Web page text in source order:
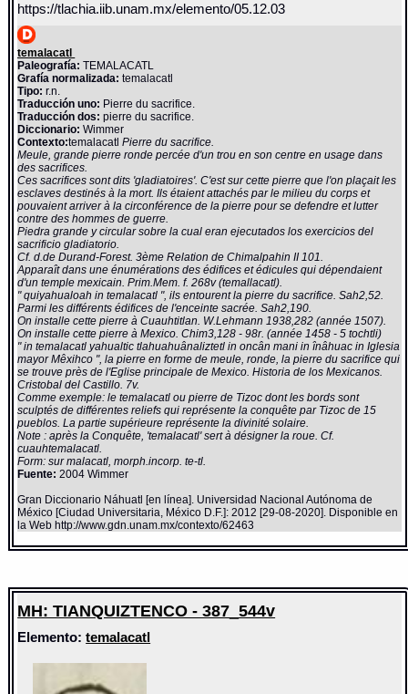
https://tlachia.iib.unam.mx/elemento/05.12.03
temalacatl
Paleografía: TEMALACATL
Grafía normalizada: temalacatl
Tipo: r.n.
Traducción uno: Pierre du sacrifice.
Traducción dos: pierre du sacrifice.
Diccionario:Wimmer
Contexto:temalacatlPierre du sacrifice.
Meule, grande pierre ronde percée d'un trou en son centre en usage dans
des sacrifices.
Ces sacrifices sont dits 'gladiatoires'. C'est sur cette pierre que l'on plaçait les
esclaves destinés à la mort. Ils étaient attachés par le milieu du corps et
pouvaient arriver à la circonférence de la pierre pour se defendre et lutter
contre des hommes de guerre.
Piedra grande y circular sobre la cual eran ejecutados los exercicios del
sacrificio gladiatorio.
Cf. d.de Durand-Forest. 3ème Relation de Chimalpahin II 101.
Apparaît dans une énumérations des édifices et édicules qui dépendaient
d'un temple mexicain. Prim.Mem. f. 268v (temallacatl).
" quiyahualoah in temalacatl ", ils entourent la pierre du sacrifice. Sah2,52.
Parmi les différents édifices de l'enceinte sacrée. Sah2,190.
On installe cette pierre à Cuauhtitlan. W.Lehmann 1938,282 (année 1507).
On installe cette pierre à Mexico. Chim3,128 - 98r. (année 1458 - 5 tochtli)
" in temalacatl yahualtic tlahuahuânaliztetl in oncân mani in înâhuac in Iglesia
mayor Mêxihco ", la pierre en forme de meule, ronde, la pierre du sacrifice qui
se trouve près de l'Eglise principale de Mexico. Historia de los Mexicanos.
Cristobal del Castillo. 7v.
Comme exemple: le temalacatl ou pierre de Tizoc dont les bords sont
sculptés de différentes reliefs qui représente la conquête par Tizoc de 15
pueblos. La partie supérieure représente la divinité solaire.
Note : après la Conquête, 'temalacatl' sert à désigner la roue. Cf.
cuauhtemalacatl.
Form: sur malacatl, morph.incorp. te-tl.
Fuente: 2004 Wimmer
Gran Diccionario Náhuatl [en línea]. Universidad Nacional Autónoma de
México [Ciudad Universitaria, México D.F.]: 2012 [29-08-2020]. Disponible en
la Web http://www.gdn.unam.mx/contexto/62463
MH: TIANQUIZTENCO - 387_544v
Elemento:temalacatl